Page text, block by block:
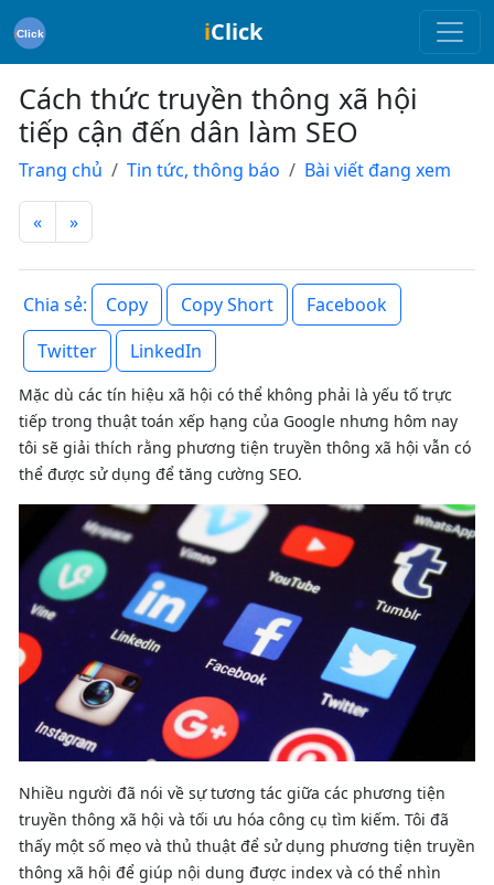
iClick
Cách thức truyền thông xã hội
tiếp cận đến dân làm SEO
Trang chủ Tin tức, thông báo Bài viết đang xem
« »
Chia sẻ: Copy Copy Short
Facebook
Twitter
LinkedIn
Mặc dù các tín hiệu xã hội có thể không phải là yếu tố trực
tiếp trong thuật toán xếp hạng của Google nhưng hôm nay
tôi sẽ giải thích rằng phương tiện truyền thông xã hội vẫn có
thể được sử dụng để tăng cường SEO.
Nhiều người đã nói về sự tương tác giữa các phương tiện
truyền thông xã hội và tối ưu hóa công cụ tìm kiếm. Tôi đã
thấy một số mẹo và thủ thuật để sử dụng phương tiện truyền
thông xã hội để giúp nội dung được index và có thể nhìn